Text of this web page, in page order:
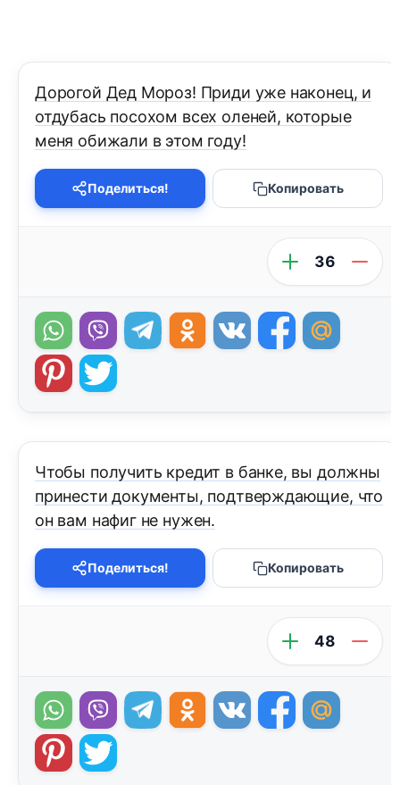
Дорогой Дед Мороз! Приди уже наконец, и
отдубась посохом всех оленей, которые
меня обижали в этом году!
Поделиться! Копировать
36
Чтобы получить кредит в банке, вы должны
принести документы, подтверждающие, что
он вам нафиг не нужен.
Поделиться! Копировать
48